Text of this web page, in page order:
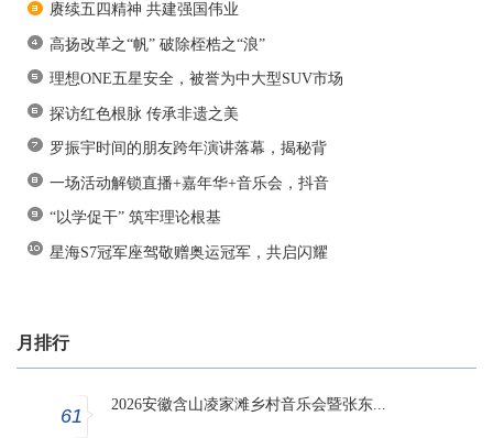
赓续五四精神 共建强国伟业
高扬改革之“帆” 破除桎梏之“浪”
理想ONE五星安全，被誉为中大型SUV市场
探访红色根脉 传承非遗之美
罗振宇时间的朋友跨年演讲落幕，揭秘背
一场活动解锁直播+嘉年华+音乐会，抖音
“以学促干” 筑牢理论根基
星海S7冠军座驾敬赠奥运冠军，共启闪耀
月排行
61
2026安徽含山凌家滩乡村音乐会暨张东...